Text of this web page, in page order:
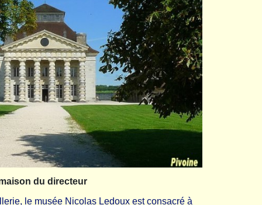
du directeur
le musée Nicolas Ledoux est consacré à